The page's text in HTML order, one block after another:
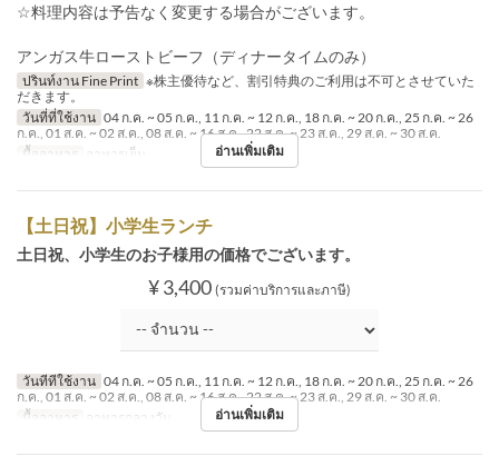
☆料理内容は予告なく変更する場合がございます。
アンガス牛ローストビーフ（ディナータイムのみ）
ปรินท์งาน Fine Print ※株主優待など、割引特典のご利用は不可とさせていた
だきます。
วันที่ที่ใช้งาน 04 ก.ค. ~ 05 ก.ค., 11 ก.ค. ~ 12 ก.ค., 18 ก.ค. ~ 20 ก.ค., 25 ก.ค. ~ 26
ก.ค., 01 ส.ค. ~ 02 ส.ค., 08 ส.ค. ~ 16 ส.ค., 22 ส.ค. ~ 23 ส.ค., 29 ส.ค. ~ 30 ส.ค.
มื้ออาหาร
อาหารเย็น อ่านเพิ่มเติม
【土日祝】小学生ランチ
土日祝、小学生のお子様用の価格でございます。
¥ 3,400 (รวมค่าบริการและภาษี)
วันที่ที่ใช้งาน 04 ก.ค. ~ 05 ก.ค., 11 ก.ค. ~ 12 ก.ค., 18 ก.ค. ~ 20 ก.ค., 25 ก.ค. ~ 26
ก.ค., 01 ส.ค. ~ 02 ส.ค., 08 ส.ค. ~ 16 ส.ค., 22 ส.ค. ~ 23 ส.ค., 29 ส.ค. ~ 30 ส.ค.
มื้ออาหาร
อาหารกลางวัน อ่านเพิ่มเติม